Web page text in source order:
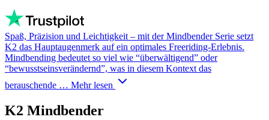
Spaß, Präzision und Leichtigkeit – mit der Mindbender Serie setzt
K2 das Hauptaugenmerk auf ein optimales Freeriding-Erlebnis.
Mindbending bedeutet so viel wie “überwältigend” oder
“bewusstseinsverändernd”, was in diesem Kontext das
berauschende … Mehr lesen
K2 Mindbender